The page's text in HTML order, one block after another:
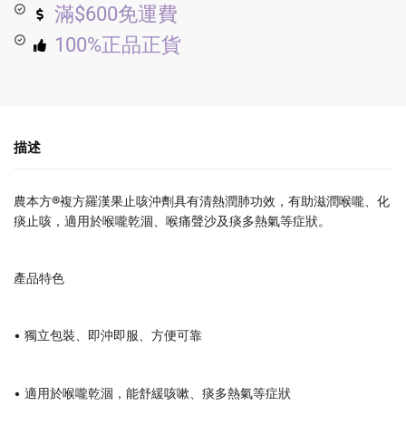
滿$600免運費
100%正品正貨
描述
農本方®複方羅漢果止咳沖劑具有清熱潤肺功效，有助滋潤喉嚨、化
痰止咳，適用於喉嚨乾涸、喉痛聲沙及痰多熱氣等症狀。
產品特色
• 獨立包裝、即沖即服、方便可靠
• 適用於喉嚨乾涸，能舒緩咳嗽、痰多熱氣等症狀